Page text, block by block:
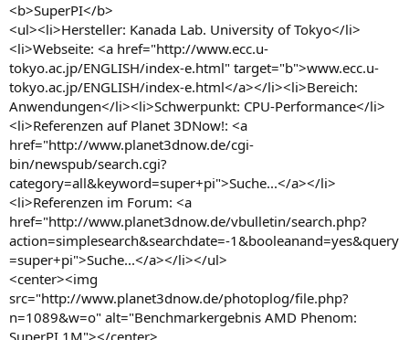
<b>SuperPI</b>
<ul><li>Hersteller: Kanada Lab. University of Tokyo</li>
<li>Webseite: <a href="http://www.ecc.u-
tokyo.ac.jp/ENGLISH/index-e.html" target="b">www.ecc.u-
tokyo.ac.jp/ENGLISH/index-e.html</a></li><li>Bereich:
Anwendungen</li><li>Schwerpunkt: CPU-Performance</li>
<li>Referenzen auf Planet 3DNow!: <a
href="http://www.planet3dnow.de/cgi-
bin/newspub/search.cgi?
category=all&keyword=super+pi">Suche...</a></li>
<li>Referenzen im Forum: <a
href="http://www.planet3dnow.de/vbulletin/search.php?
action=simplesearch&searchdate=-1&booleanand=yes&query
=super+pi">Suche...</a></li></ul>
<center><img
src="http://www.planet3dnow.de/photoplog/file.php?
n=1089&w=o" alt="Benchmarkergebnis AMD Phenom:
SuperPI 1M"></center>